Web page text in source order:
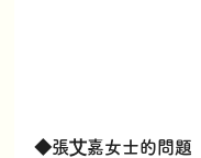
◆張艾嘉女士的問題